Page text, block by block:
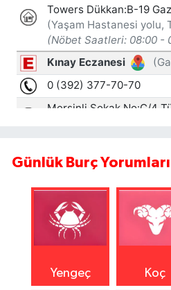
Günlük Burç Yorumları
Yengeç Koç